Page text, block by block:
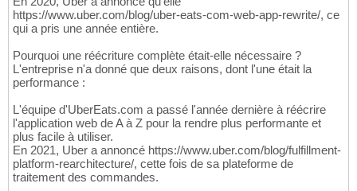
https://www.uber.com/blog/uber-eats-com-web-app-rewrite/, ce
qui a pris une année entière.
Pourquoi une réécriture complète était-elle nécessaire ?
L'entreprise n'a donné que deux raisons, dont l'une était la
performance :
L'équipe d'UberEats.com a passé l'année dernière à réécrire
l'application web de A à Z pour la rendre plus performante et
plus facile à utiliser.
En 2021, Uber a annoncé https://www.uber.com/blog/fulfillment-
platform-rearchitecture/, cette fois de sa plateforme de
traitement des commandes.